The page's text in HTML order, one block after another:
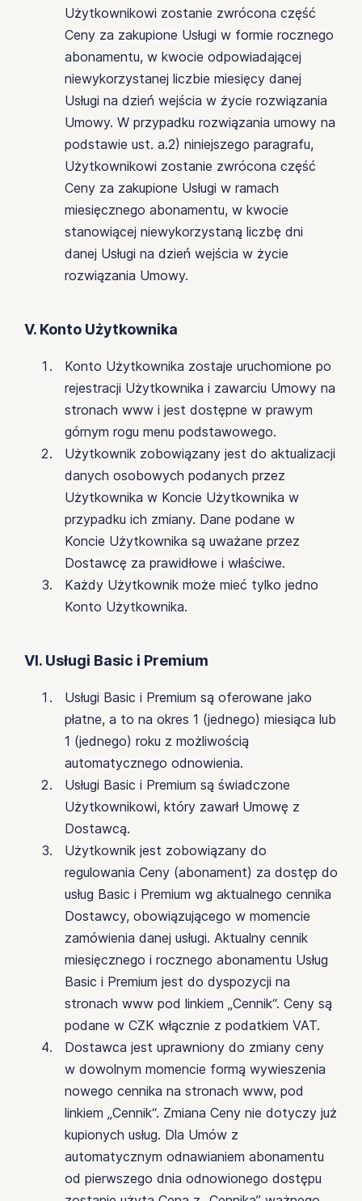
Użytkownikowi zostanie zwrócona część
Ceny za zakupione Usługi w formie rocznego
abonamentu, w kwocie odpowiadającej
niewykorzystanej liczbie miesięcy danej
Usługi na dzień wejścia w życie rozwiązania
Umowy. W przypadku rozwiązania umowy na
podstawie ust. a.2) niniejszego paragrafu,
Użytkownikowi zostanie zwrócona część
Ceny za zakupione Usługi w ramach
miesięcznego abonamentu, w kwocie
stanowiącej niewykorzystaną liczbę dni
danej Usługi na dzień wejścia w życie
rozwiązania Umowy.
V. Konto Użytkownika
Konto Użytkownika zostaje uruchomione po
rejestracji Użytkownika i zawarciu Umowy na
stronach www i jest dostępne w prawym
górnym rogu menu podstawowego.
Użytkownik zobowiązany jest do aktualizacji
danych osobowych podanych przez
Użytkownika w Koncie Użytkownika w
przypadku ich zmiany. Dane podane w
Koncie Użytkownika są uważane przez
Dostawcę za prawidłowe i właściwe.
Każdy Użytkownik może mieć tylko jedno
Konto Użytkownika.
VI. Usługi Basic i Premium
Usługi Basic i Premium są oferowane jako
płatne, a to na okres 1 (jednego) miesiąca lub
1 (jednego) roku z możliwością
automatycznego odnowienia.
Usługi Basic i Premium są świadczone
Użytkownikowi, który zawarł Umowę z
Dostawcą.
Użytkownik jest zobowiązany do
regulowania Ceny (abonament) za dostęp do
usług Basic i Premium wg aktualnego cennika
Dostawcy, obowiązującego w momencie
zamówienia danej usługi. Aktualny cennik
miesięcznego i rocznego abonamentu Usług
Basic i Premium jest do dyspozycji na
stronach www pod linkiem „Cennik“. Ceny są
podane w CZK włącznie z podatkiem VAT.
Dostawca jest uprawniony do zmiany ceny
w dowolnym momencie formą wywieszenia
nowego cennika na stronach www, pod
linkiem „Cennik“. Zmiana Ceny nie dotyczy już
kupionych usług. Dla Umów z
automatycznym odnawianiem abonamentu
od pierwszego dnia odnowionego dostępu